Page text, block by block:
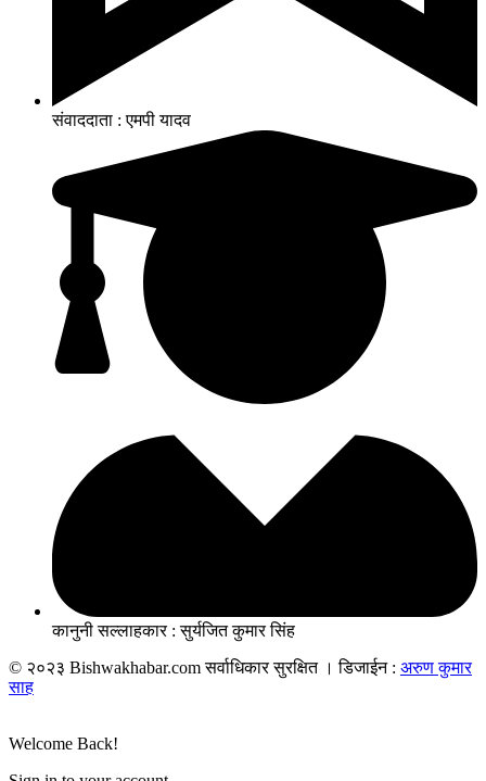
संवाददाता : एमपी यादव
कानुनी सल्लाहकार : सुर्यजित कुमार सिंह
© २०२३ Bishwakhabar.com सर्वाधिकार सुरक्षित । डिजाईन : अरुण कुमार
साह
Welcome Back!